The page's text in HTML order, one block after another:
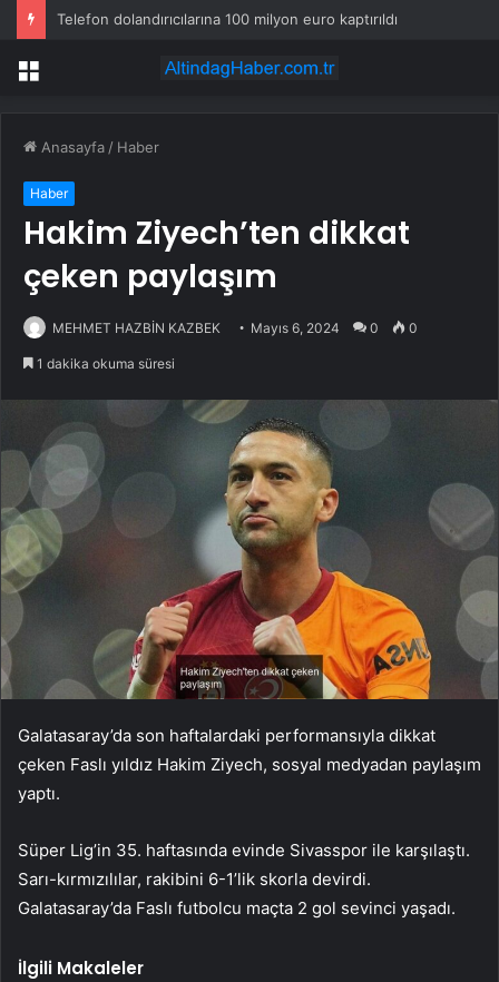
Telefon dolandırıcılarına 100 milyon euro kaptırıldı
Menü
Anasayfa / Haber
Haber
Hakim Ziyech’ten dikkat
çeken paylaşım
MEHMET HAZBİN KAZBEK Mayıs 6, 2024 0 0
1 dakika okuma süresi
Galatasaray’da son haftalardaki performansıyla dikkat
çeken Faslı yıldız Hakim Ziyech, sosyal medyadan paylaşım
yaptı.
Süper Lig’in 35. haftasında evinde Sivasspor ile karşılaştı.
Sarı-kırmızılılar, rakibini 6-1’lik skorla devirdi.
Galatasaray’da Faslı futbolcu maçta 2 gol sevinci yaşadı.
İlgili Makaleler